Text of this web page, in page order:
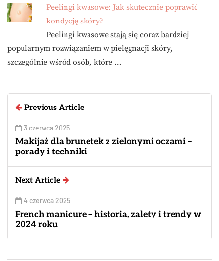
Peelingi kwasowe: Jak skutecznie poprawić
kondycję skóry?
Peelingi kwasowe stają się coraz bardziej
popularnym rozwiązaniem w pielęgnacji skóry,
szczególnie wśród osób, które …
Previous Article
3 czerwca 2025
Makijaż dla brunetek z zielonymi oczami –
porady i techniki
Next Article
4 czerwca 2025
French manicure – historia, zalety i trendy w
2024 roku